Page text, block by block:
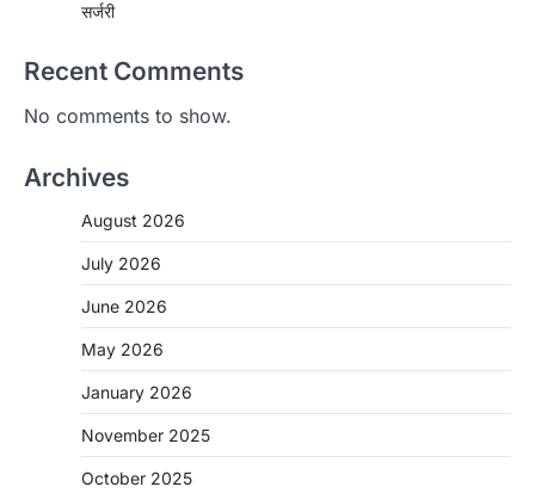
सर्जरी
Recent Comments
No comments to show.
Archives
August 2026
July 2026
June 2026
May 2026
January 2026
November 2025
October 2025
CHHATTISGARH
CG: 1 से 19 वर्ष तक के बच्चों को निःशुल्क दी
जाएगी एल्बेंडाजोल
More Khabar August 7, 2026
रायपुर। राष्ट्रीय कृमि मुक्ति दिवस भारत सरकार द्वारा